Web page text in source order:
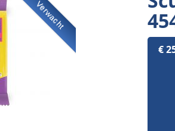
Verwacht
€